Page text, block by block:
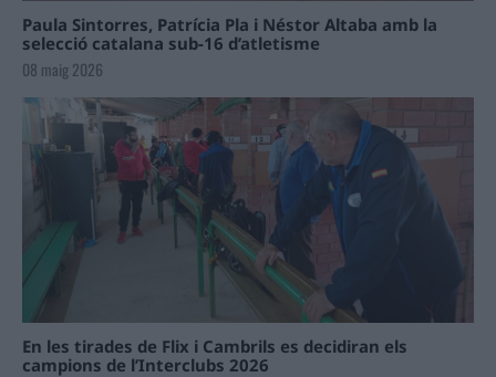
Paula Sintorres, Patrícia Pla i Néstor Altaba amb la
selecció catalana sub-16 d’atletisme
08 maig 2026
En les tirades de Flix i Cambrils es decidiran els
campions de l’Interclubs 2026